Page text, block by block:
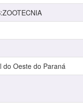
do Oeste do Paraná